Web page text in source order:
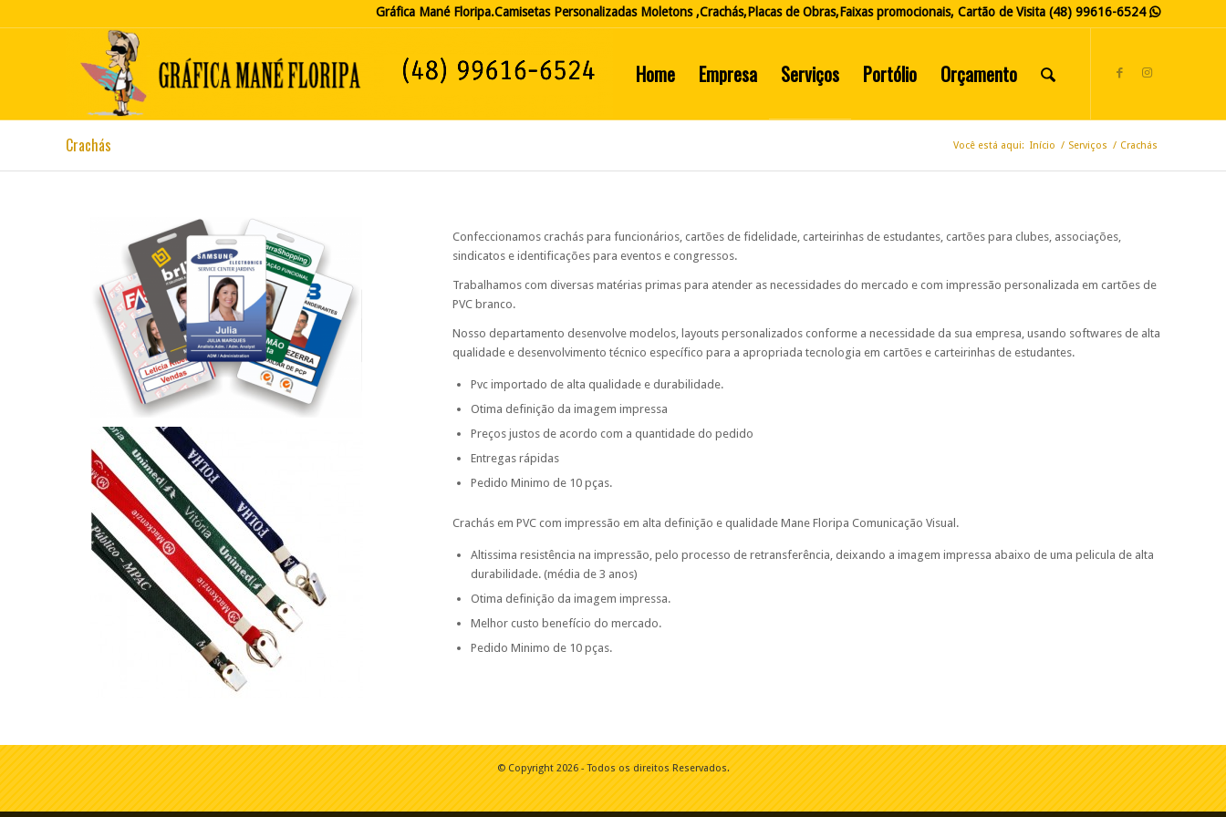
Gráfica Mané Floripa.Camisetas Personalizadas Moletons ,Crachás,Placas de Obras,Faixas promocionais, Cartão de Visita (48) 99616-6524 
Home Empresa Serviços Portólio Orçamento
Crachás Você está aqui: Início / Serviços / Crachás
Confeccionamos crachás para funcionários, cartões de fidelidade, carteirinhas de estudantes, cartões para clubes, associações,
sindicatos e identificações para eventos e congressos.
Trabalhamos com diversas matérias primas para atender as necessidades do mercado e com impressão personalizada em cartões de
PVC branco.
Nosso departamento desenvolve modelos, layouts personalizados conforme a necessidade da sua empresa, usando softwares de alta
qualidade e desenvolvimento técnico específico para a apropriada tecnologia em cartões e carteirinhas de estudantes.
Pvc importado de alta qualidade e durabilidade.
Otima definição da imagem impressa
Preços justos de acordo com a quantidade do pedido
Entregas rápidas
Pedido Minimo de 10 pças.
Crachás em PVC com impressão em alta definição e qualidade Mane Floripa Comunicação Visual.
Altissima resistência na impressão, pelo processo de retransferência, deixando a imagem impressa abaixo de uma pelicula de alta
durabilidade. (média de 3 anos)
Otima definição da imagem impressa.
Melhor custo benefício do mercado.
Pedido Minimo de 10 pças.
© Copyright 2026 - Todos os direitos Reservados.